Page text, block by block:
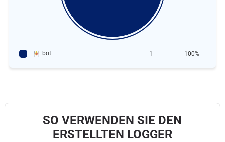
bot 1 100%
SO VERWENDEN SIE DEN
ERSTELLTEN LOGGER